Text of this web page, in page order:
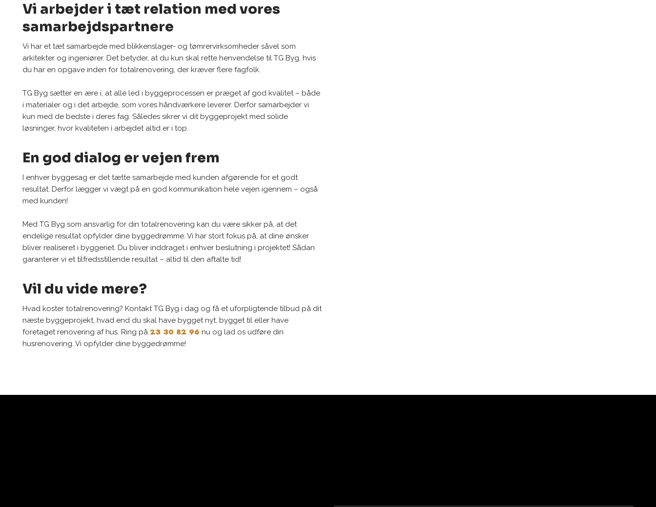
Vi arbejder i tæt relation med vores
samarbejdspartnere
Vi har et tæt samarbejde med blikkenslager- og tømrervirksomheder såvel som
arkitekter og ingeniører. Det betyder, at du kun skal rette henvendelse til TG Byg, hvis
du har en opgave inden for totalrenovering, der kræver flere fagfolk.
TG Byg sætter en ære i, at alle led i byggeprocessen er præget af god kvalitet – både
i materialer og i det arbejde, som vores håndværkere leverer. Derfor samarbejder vi
kun med de bedste i deres fag. Således sikrer vi dit byggeprojekt med solide
løsninger, hvor kvaliteten i arbejdet altid er i top.
En god dialog er vejen frem
I enhver byggesag er det tætte samarbejde med kunden afgørende for et godt
resultat. Derfor lægger vi vægt på en god kommunikation hele vejen igennem – også
med kunden!
Med TG Byg som ansvarlig for din totalrenovering kan du være sikker på, at det
endelige resultat opfylder dine byggedrømme. Vi har stort fokus på, at dine ønsker
bliver realiseret i byggeriet. Du bliver inddraget i enhver beslutning i projektet! Sådan
garanterer vi et tilfredsstillende resultat – altid til den aftalte tid!
Vil du vide mere?
Hvad koster totalrenovering? Kontakt TG Byg i dag og få et uforpligtende tilbud på dit
næste byggeprojekt, hvad end du skal have bygget nyt, bygget til eller have
foretaget renovering af hus. Ring på23 30 82 96 nu og lad os udføre din
husrenovering. Vi opfylder dine byggedrømme!